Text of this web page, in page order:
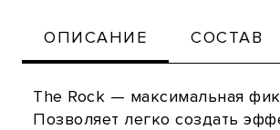
ОПИСАНИЕ СОСТАВ
The Rock — максимальная
Позволяет легко создать